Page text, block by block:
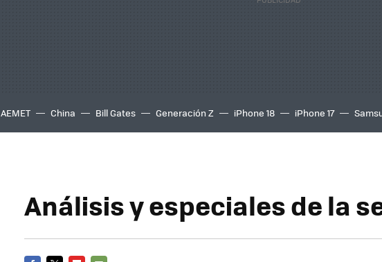
AEMET China Bill Gates Generación Z iPhone 18 iPhone 17
Análisis y especiales de la